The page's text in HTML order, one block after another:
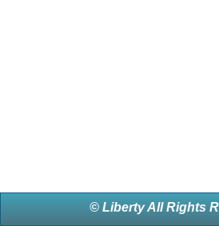
© Liberty All Rights